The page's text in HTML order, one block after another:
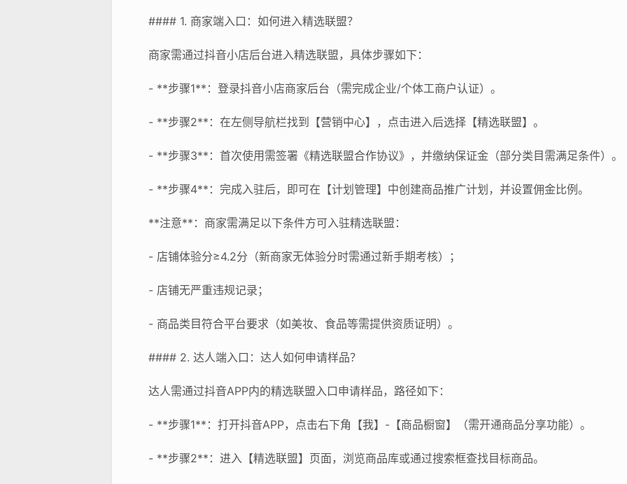
#### 1. 商家端入口：如何进入精选联盟？
商家需通过抖音小店后台进入精选联盟，具体步骤如下：
- **步骤1**：登录抖音小店商家后台（需完成企业/个体工商户认证）。
- **步骤2**：在左侧导航栏找到【营销中心】，点击进入后选择【精选联盟】。
- **步骤3**：首次使用需签署《精选联盟合作协议》，并缴纳保证金（部分类目需满足条件）。
- **步骤4**：完成入驻后，即可在【计划管理】中创建商品推广计划，并设置佣金比例。
**注意**：商家需满足以下条件方可入驻精选联盟：
- 店铺体验分≥4.2分（新商家无体验分时需通过新手期考核）；
- 店铺无严重违规记录；
- 商品类目符合平台要求（如美妆、食品等需提供资质证明）。
#### 2. 达人端入口：达人如何申请样品？
达人需通过抖音APP内的精选联盟入口申请样品，路径如下：
- **步骤1**：打开抖音APP，点击右下角【我】-【商品橱窗】（需开通商品分享功能）。
- **步骤2**：进入【精选联盟】页面，浏览商品库或通过搜索框查找目标商品。